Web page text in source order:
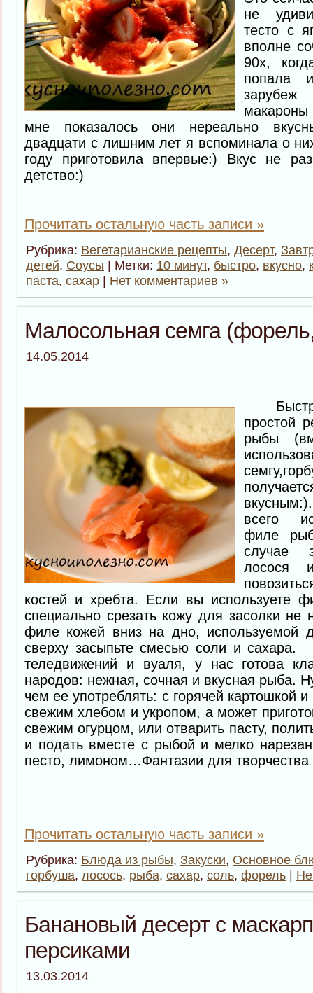
не
тесто с
вполне
90х,
попала
мне показалось они нереально
двадцати с лишним лет я вспоминала о
году приготовила впервые:) Вкус не
детство:)
Прочитать остальную часть записи »
Рубрика: Вегетарианские рецепты, Десерт,
детей, Соусы | Метки: 10 минут, быстро, вкусно,
паста, сахар | Нет комментариев »
Малосольная семга
14.05.2014
простой
рыбы
всего
филе
случае
лосося
костей и хребта. Если вы используете
специально срезать кожу для засолки не
филе кожей вниз на дно, используемой
сверху засыпьте смесью соли и
теледвижений и вуаля, у нас готова
народов: нежная, сочная и вкусная рыба.
чем ее употреблять: с горячей картошкой
свежим хлебом и укропом, а может
свежим огурцом, или отварить пасту,
и подать вместе с рыбой и мелко
песто, лимоном…Фантазии для творчества
Прочитать остальную часть записи »
Рубрика: Блюда из рыбы, Закуски, Основное
горбуша, лосось, рыба, сахар, соль, форель |
Банановый десерт с
персиками
13.03.2014